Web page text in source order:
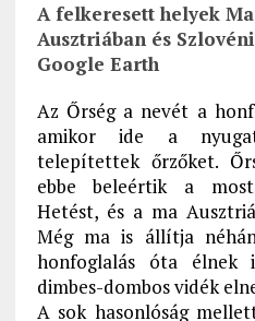
A felkeresett helyek
Ausztriában és
Google Earth
Az Őrség a nevét a
amikor ide a
telepítettek őrzőket.
ebbe beleértik a
Hetést, és a ma
Még ma is állítja
honfoglalás óta élnek
dimbes-dombos vidék
A sok hasonlóság